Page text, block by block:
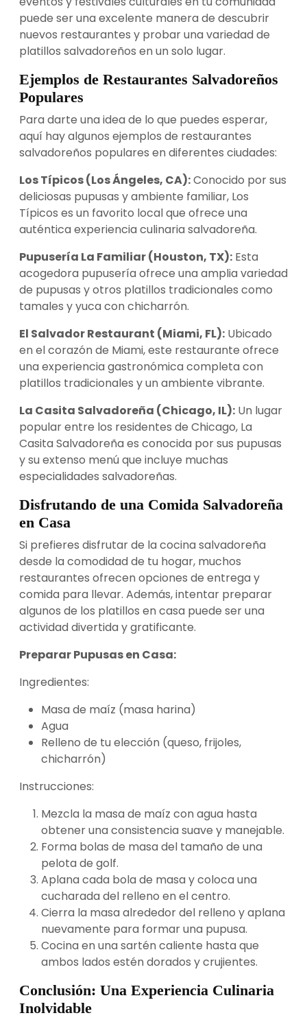
puede ser una excelente manera de descubrir
nuevos restaurantes y probar una variedad de
platillos salvadoreños en un solo lugar.
Ejemplos de Restaurantes Salvadoreños
Populares
Para darte una idea de lo que puedes esperar,
aquí hay algunos ejemplos de restaurantes
salvadoreños populares en diferentes ciudades:
Los Típicos (Los Ángeles, CA):Conocido por sus
deliciosas pupusas y ambiente familiar, Los
Típicos es un favorito local que ofrece una
auténtica experiencia culinaria salvadoreña.
Pupusería La Familiar (Houston, TX): Esta
acogedora pupusería ofrece una amplia variedad
de pupusas y otros platillos tradicionales como
tamales y yuca con chicharrón.
El Salvador Restaurant (Miami, FL): Ubicado
en el corazón de Miami, este restaurante ofrece
una experiencia gastronómica completa con
platillos tradicionales y un ambiente vibrante.
La Casita Salvadoreña (Chicago, IL): Un lugar
popular entre los residentes de Chicago, La
Casita Salvadoreña es conocida por sus pupusas
y su extenso menú que incluye muchas
especialidades salvadoreñas.
Disfrutando de una Comida Salvadoreña
en Casa
Si prefieres disfrutar de la cocina salvadoreña
desde la comodidad de tu hogar, muchos
restaurantes ofrecen opciones de entrega y
comida para llevar. Además, intentar preparar
algunos de los platillos en casa puede ser una
actividad divertida y gratificante.
Preparar Pupusas en Casa:
Ingredientes:
Masa de maíz (masa harina)
Agua
Relleno de tu elección (queso, frijoles,
chicharrón)
Instrucciones:
Mezcla la masa de maíz con agua hasta
obtener una consistencia suave y manejable.
Forma bolas de masa del tamaño de una
pelota de golf.
Aplana cada bola de masa y coloca una
cucharada del relleno en el centro.
Cierra la masa alrededor del relleno y aplana
nuevamente para formar una pupusa.
Cocina en una sartén caliente hasta que
ambos lados estén dorados y crujientes.
Conclusión: Una Experiencia Culinaria
Inolvidable